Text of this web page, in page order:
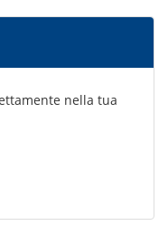
nella tua